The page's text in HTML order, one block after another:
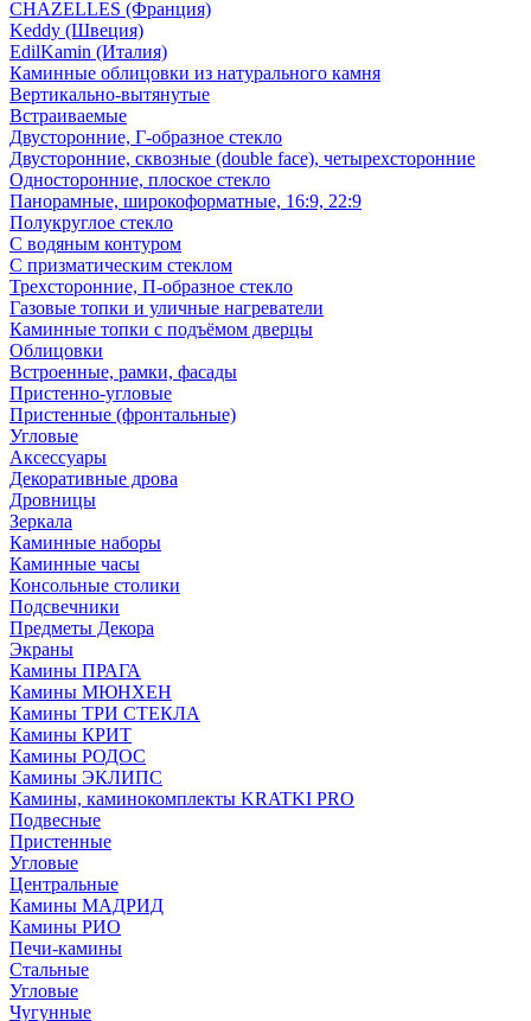
CHAZELLES (Франция)
Keddy (Швеция)
EdilKamin (Италия)
Каминные облицовки из натурального камня
Вертикально-вытянутые
Встраиваемые
Двусторонние, Г-образное стекло
Двусторонние, сквозные (double face), четырехсторонние
Односторонние, плоское стекло
Панорамные, широкоформатные, 16:9, 22:9
Полукруглое стекло
С водяным контуром
С призматическим стеклом
Трехсторонние, П-образное стекло
Газовые топки и уличные нагреватели
Каминные топки с подъёмом дверцы
Облицовки
Встроенные, рамки, фасады
Пристенно-угловые
Пристенные (фронтальные)
Угловые
Аксессуары
Декоративные дрова
Дровницы
Зеркала
Каминные наборы
Каминные часы
Консольные столики
Подсвечники
Предметы Декора
Экраны
Камины ПРАГА
Камины МЮНХЕН
Камины ТРИ СТЕКЛА
Камины КРИТ
Камины РОДОС
Камины ЭКЛИПС
Камины, каминокомплекты KRATKI PRO
Подвесные
Пристенные
Угловые
Центральные
Камины МАДРИД
Камины РИО
Печи-камины
Стальные
Угловые
Чугунные